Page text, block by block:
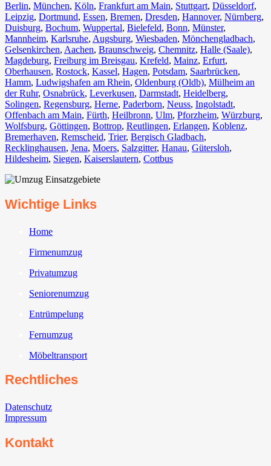
Berlin⁠, München, Köln⁠, Frankfurt am Main, Stuttgart, Düsseldorf,
Leipzig, Dortmund, Essen, Bremen, Dresden, Hannover, Nürnberg,
Duisburg⁠, Bochum, Wuppertal⁠, Bielefeld⁠, Bonn⁠, Münster⁠,
Mannheim, Karlsruhe, Augsburg, Wiesbaden⁠, Mönchengladbach⁠,
Gelsenkirchen⁠, Aachen⁠, Braunschweig, Chemnitz⁠, Halle (Saale)⁠,
Magdeburg, Freiburg im Breisgau⁠, Krefeld⁠, Mainz⁠, Erfurt,
Oberhausen⁠, Rostock⁠, Kassel⁠, Hagen, Potsdam, Saarbrücken⁠,
Hamm, Ludwigshafen am Rhein⁠, Oldenburg (Oldb), Mülheim an
der Ruhr, Osnabrück⁠, Leverkusen, Darmstadt⁠, Heidelberg,
Solingen, Regensburg, Herne⁠, Paderborn, Neuss, Ingolstadt,
Offenbach am Main, Fürth⁠, Heilbronn, Ulm⁠, Pforzheim, Würzburg,
Wolfsburg⁠, Göttingen, Bottrop, Reutlingen, Erlangen⁠, Koblenz,
Bremerhaven⁠, Remscheid, Trier⁠, Bergisch Gladbach,
Recklinghausen, Jena⁠, Moers⁠, Salzgitter⁠, Hanau, Gütersloh,
Hildesheim⁠, Siegen⁠, Kaiserslautern⁠, Cottbus⁠
Wichtige Links
Home
Firmenumzug
Privatumzug
Seniorenumzug
Entrümpelung
Fernumzug
Möbeltransport
Rechtliches
Datenschutz
Impressum
Kontakt